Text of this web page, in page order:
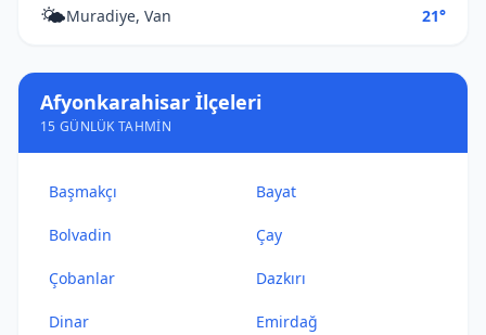
🌤️Muradiye, Van 21°
Afyonkarahisar İlçeleri
15 GÜNLÜK TAHMIN
Başmakçı Bayat
Bolvadin Çay
Çobanlar Dazkırı
Dinar Emirdağ